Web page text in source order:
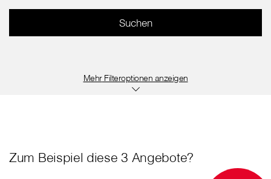
Filteroptionen anzeigen
Zum Beispiel diese 3 Angebote?